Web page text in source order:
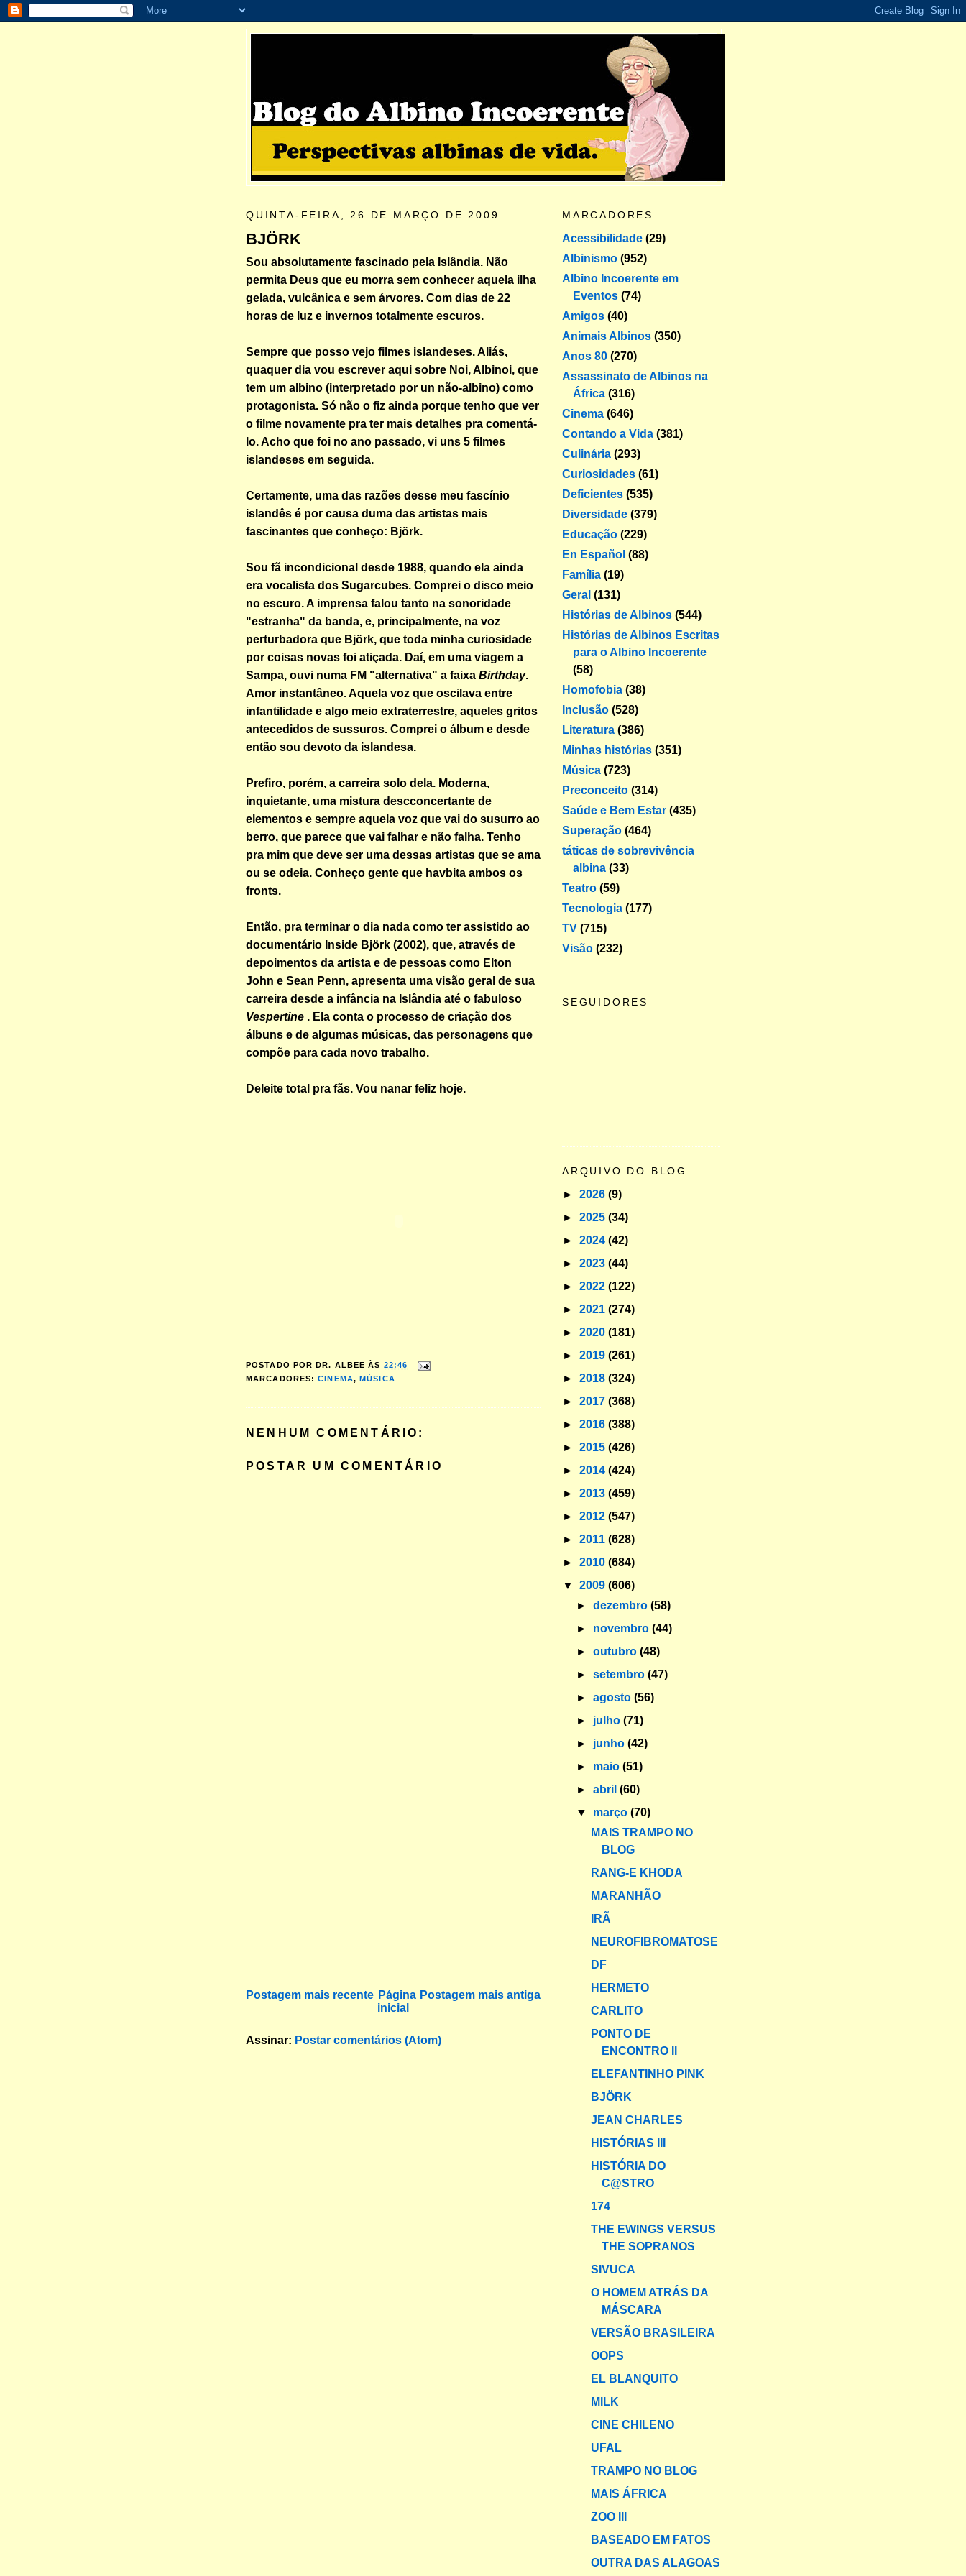
QUINTA-FEIRA, 26 DE MARÇO DE 2009
BJÖRK
Sou absolutamente fascinado pela Islândia. Não
permita Deus que eu morra sem conhecer aquela ilha
gelada, vulcânica e sem árvores. Com dias de 22
horas de luz e invernos totalmente escuros.
Sempre que posso vejo filmes islandeses. Aliás,
quaquer dia vou escrever aqui sobre Noi, Albinoi, que
tem um albino (interpretado por un não-albino) como
protagonista. Só não o fiz ainda porque tenho que ver
o filme novamente pra ter mais detalhes pra comentá-
lo. Acho que foi no ano passado, vi uns 5 filmes
islandeses em seguida.
Certamente, uma das razões desse meu fascínio
islandês é por causa duma das artistas mais
fascinantes que conheço: Björk.
Sou fã incondicional desde 1988, quando ela ainda
era vocalista dos Sugarcubes. Comprei o disco meio
no escuro. A imprensa falou tanto na sonoridade
"estranha" da banda, e, principalmente, na voz
perturbadora que Björk, que toda minha curiosidade
por coisas novas foi atiçada. Daí, em uma viagem a
Sampa, ouvi numa FM "alternativa" a faixa Birthday.
Amor instantâneo. Aquela voz que oscilava entre
infantilidade e algo meio extraterrestre, aqueles gritos
antecedidos de sussuros. Comprei o álbum e desde
então sou devoto da islandesa.
Prefiro, porém, a carreira solo dela. Moderna,
inquietante, uma mistura descconcertante de
elementos e sempre aquela voz que vai do susurro ao
berro, que parece que vai falhar e não falha. Tenho
pra mim que deve ser uma dessas artistas que se ama
ou se odeia. Conheço gente que havbita ambos os
fronts.
Então, pra terminar o dia nada como ter assistido ao
documentário Inside Björk (2002), que, através de
depoimentos da artista e de pessoas como Elton
John e Sean Penn, apresenta uma visão geral de sua
carreira desde a infância na Islândia até o fabuloso
Vespertine . Ela conta o processo de criação dos
álbuns e de algumas músicas, das personagens que
compõe para cada novo trabalho.
Deleite total pra fãs. Vou nanar feliz hoje.
POSTADO POR DR. ALBEE ÀS 22:46
MARCADORES:CINEMA,MÚSICA
NENHUM COMENTÁRIO:
POSTAR UM COMENTÁRIO
Postagem mais recente Postagem mais antiga
Página
inicial
Assinar: Postar comentários (Atom)
MARCADORES
Acessibilidade (29)
Albinismo (952)
Albino Incoerente em
Eventos (74)
Amigos (40)
Animais Albinos (350)
Anos 80 (270)
Assassinato de Albinos na
África (316)
Cinema (646)
Contando a Vida (381)
Culinária (293)
Curiosidades (61)
Deficientes (535)
Diversidade (379)
Educação (229)
En Español (88)
Família (19)
Geral (131)
Histórias de Albinos (544)
Histórias de Albinos Escritas
para o Albino Incoerente
(58)
Homofobia (38)
Inclusão (528)
Literatura (386)
Minhas histórias (351)
Música (723)
Preconceito (314)
Saúde e Bem Estar (435)
Superação (464)
táticas de sobrevivência
albina (33)
Teatro (59)
Tecnologia (177)
TV (715)
Visão (232)
SEGUIDORES
ARQUIVO DO BLOG
► 2026 (9)
► 2025 (34)
► 2024 (42)
► 2023 (44)
► 2022 (122)
► 2021 (274)
► 2020 (181)
► 2019 (261)
► 2018 (324)
► 2017 (368)
► 2016 (388)
► 2015 (426)
► 2014 (424)
► 2013 (459)
► 2012 (547)
► 2011 (628)
► 2010 (684)
▼ 2009 (606)
►dezembro(58)
► novembro(44)
►outubro(48)
►setembro(47)
►agosto(56)
► julho(71)
► junho(42)
► maio(51)
►abril(60)
▼ março(70)
MAIS TRAMPO NO
BLOG
RANG-E KHODA
MARANHÃO
IRÃ
NEUROFIBROMATOSE
DF
HERMETO
CARLITO
PONTO DE
ENCONTRO II
ELEFANTINHO PINK
BJÖRK
JEAN CHARLES
HISTÓRIAS III
HISTÓRIA DO
C@STRO
174
THE EWINGS VERSUS
THE SOPRANOS
SIVUCA
O HOMEM ATRÁS DA
MÁSCARA
VERSÃO BRASILEIRA
OOPS
EL BLANQUITO
MILK
CINE CHILENO
UFAL
TRAMPO NO BLOG
MAIS ÁFRICA
ZOO III
BASEADO EM FATOS
OUTRA DAS ALAGOAS